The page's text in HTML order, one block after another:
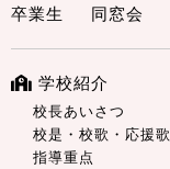
卒業生
同窓会
学校紹介
校長あいさつ
校是・校歌・応援歌
指導重点